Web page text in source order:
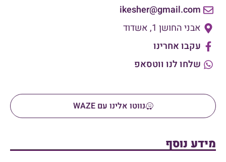
ikesher@gmail.com
אבני החושן 1, אשדוד
עקבו אחרינו
שלחו לנו ווטסאפ
נווטו אלינו עם WAZE
מידע נוסף